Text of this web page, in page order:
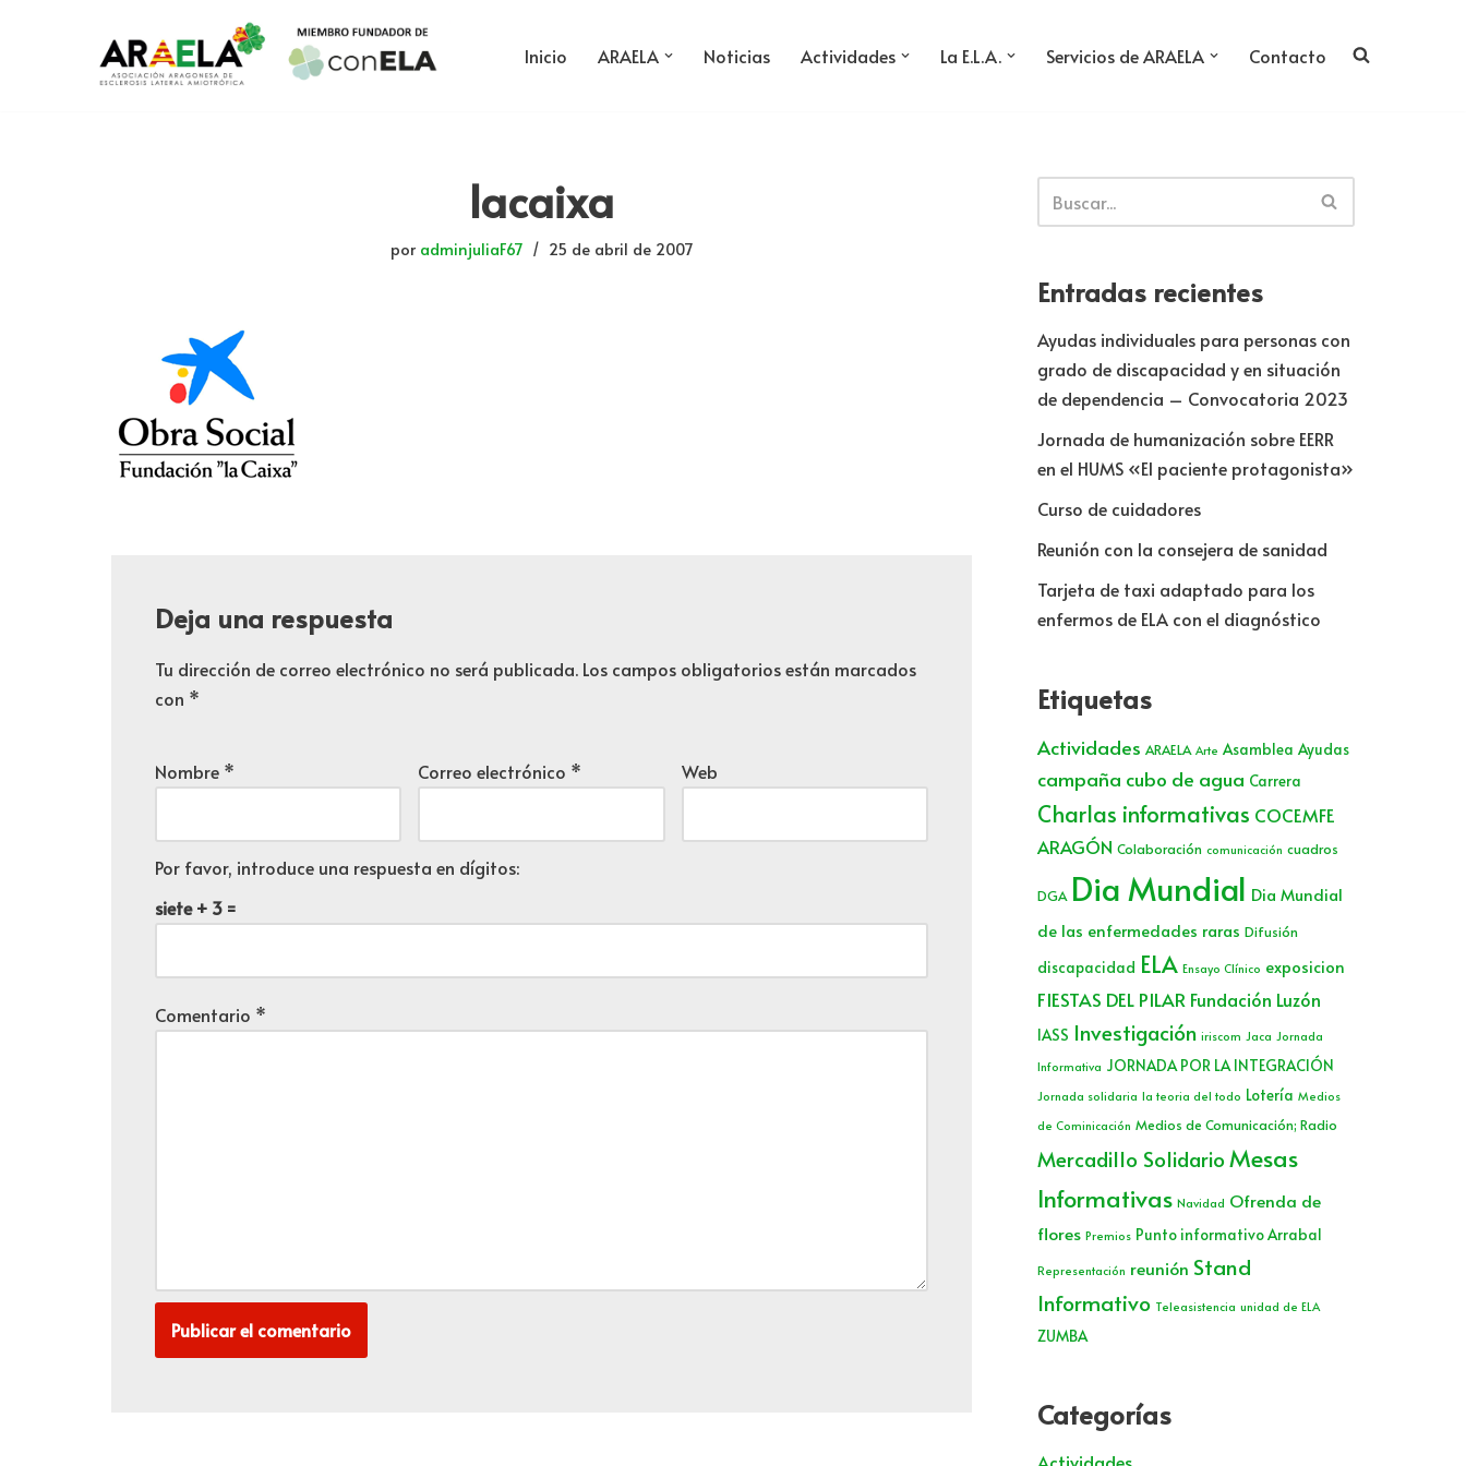
Inicio ARAELA Noticias Actividades La E.L.A. Servicios de ARAELA Contacto
lacaixa
por adminjuliaF67 25 de abril de 2007
Deja una respuesta
Tu dirección de correo electrónico no será publicada. Los campos obligatorios están marcados
con *
Nombre * Correo electrónico * Web
Por favor, introduce una respuesta en dígitos:
siete + 3 =
Comentario *
Entradas recientes
Ayudas individuales para personas con
grado de discapacidad y en situación
de dependencia – Convocatoria 2023
Jornada de humanización sobre EERR
en el HUMS «El paciente protagonista»
Curso de cuidadores
Reunión con la consejera de sanidad
Tarjeta de taxi adaptado para los
enfermos de ELA con el diagnóstico
Etiquetas
Actividades ARAELA Arte Asamblea Ayudas
campaña cubo de agua Carrera
Charlas informativas COCEMFE
ARAGÓN Colaboración comunicación cuadros
DGA Dia Mundial Dia Mundial
de las enfermedades raras Difusión
discapacidad ELA Ensayo Clínico exposicion
FIESTAS DEL PILAR Fundación Luzón
IASS Investigación iriscom Jaca Jornada
Informativa JORNADA POR LA INTEGRACIÓN
Jornada solidaria la teoria del todo Lotería Medios
de Cominicación Medios de Comunicación; Radio
Mercadillo SolidarioMesas
Informativas Navidad Ofrenda de
flores Premios Punto informativo Arrabal
Representación reunión Stand
Informativo Teleasistencia unidad de ELA
ZUMBA
Categorías